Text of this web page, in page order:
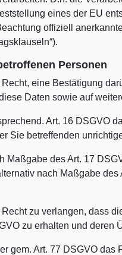
eines der EU
offiziell
Personen
eine Bestätigung
Daten sowie auf
Art. 16 DSGVO
Sie betreffenden
Maßgabe des Art. 17
nach Maßgabe
zu verlangen, dass
zu erhalten und deren
gem. Art. 77 DSGVO